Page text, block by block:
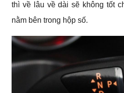
thì về lâu về dài sẽ không tốt
nằm bên trong hộp số.